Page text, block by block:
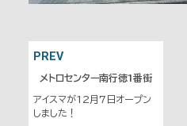
PREV
メトロセンター南行徳1番街
アイスマが12月7日オープン
しました！